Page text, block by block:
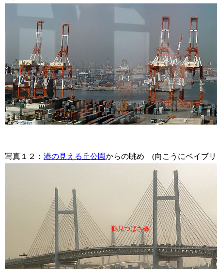
鶴見つばさ橋
写真１２ ： 港の見える丘公園からの眺め (向こうにベイブ